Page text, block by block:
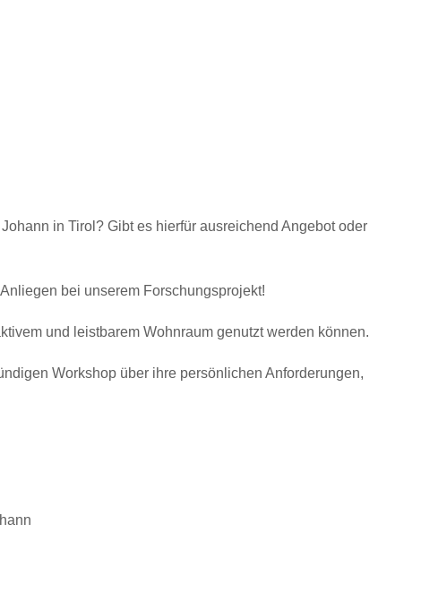
in Tirol? Gibt es hierfür ausreichend Angebot oder
bei unserem Forschungsprojekt!
und leistbarem Wohnraum genutzt werden können.
Workshop über ihre persönlichen Anforderungen,